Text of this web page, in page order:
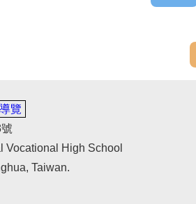
覽
Vocational High School
Taiwan.